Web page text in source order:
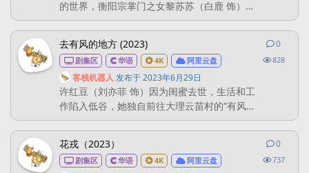
一直是不离不弃的...
的世界，衡阳宗掌门之女黎苏苏（白鹿 饰）孤
注一掷，回到五百年前，化身叶家小女儿叶夕
雾，阻止彼时尚未被邪念彻底侵蚀的景国质子
澹台烬成为魔神。未料澹台烬竟是叶夕雾的丈
夫，二人逐渐生出情愫，最终，黎苏苏以身证
道，改变了澹台烬和世界的命运。痛失所爱
后，澹台烬在幽冥川畔寻找黎苏苏的元神五百
年，濒临死亡时被仙门救起，从...
去有风的地方 (2023)
剧集区 华语 4K 阿里云盘
客栈机器人 发布于2023年6月29日
828
许红豆（刘亦菲 饰）因为闺蜜去世，生活和工
作陷入低谷，她独自前往大理云苗村的“有风小
院”休息调整。在那里，她认识了辞去高薪工作
回乡创业的当地人谢之遥（李现 饰），还有一
群从大城市过去的同龄人。在日常相处中，谢
之遥感受到了许红豆的善良和认真，便邀请许
0
花戎（2023）
剧集区 华语 4K 阿里云盘 737
0